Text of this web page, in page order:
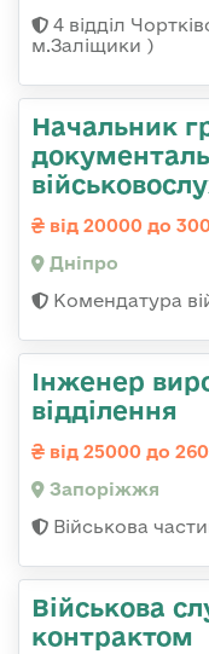
4 відділ
м.Заліщики )
Начальник
від 20000 до
Дніпро
Комендатура
Інженер
відділення
від 25000 до
Запоріжжя
Військова
Військова
контрактом